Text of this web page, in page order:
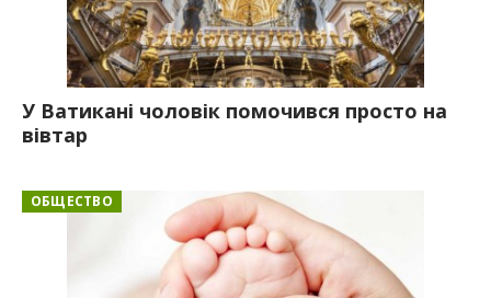
У Ватикані чоловік помочився просто на
вівтар
ОБЩЕСТВО